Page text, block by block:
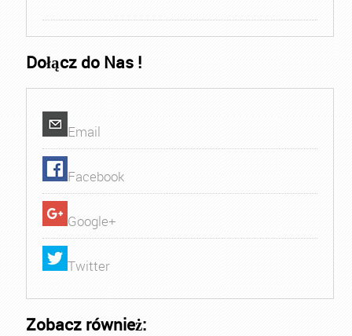
Dołącz do Nas !
Email
Facebook
Google+
Twitter
Zobacz również: